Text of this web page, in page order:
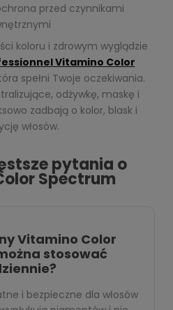
przed czynnikami
koloru i zdrowym wyglądzie
Vitamino Color
spełni Twoje oczekiwania.
odżywkę, maskę i
zadbają o kolor, blask i
włosów.
pytania o
Spectrum
Vitamino Color
stosować
i bezpieczne dla włosów